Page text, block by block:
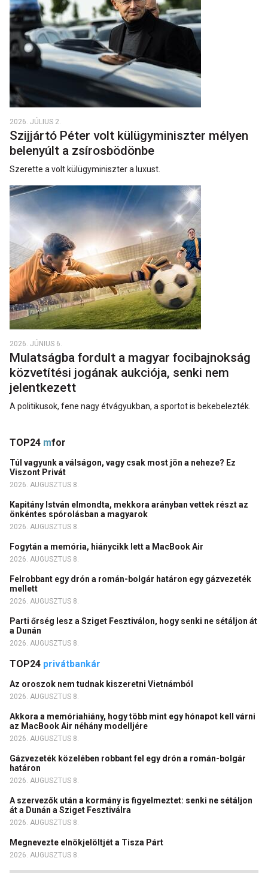
2026. JÚLIUS 2.
Szijjártó Péter volt külügyminiszter mélyen
belenyúlt a zsírosbödönbe
Szerette a volt külügyminiszter a luxust.
2026. JÚNIUS 6.
Mulatságba fordult a magyar focibajnokság
közvetítési jogának aukciója, senki nem
jelentkezett
A politikusok, fene nagy étvágyukban, a sportot is bekebelezték.
TOP24 mfor
Túl vagyunk a válságon, vagy csak most jön a neheze? Ez
Viszont Privát
2026. AUGUSZTUS 8.
Kapitány István elmondta, mekkora arányban vettek részt az
önkéntes spórolásban a magyarok
2026. AUGUSZTUS 8.
Fogytán a memória, hiánycikk lett a MacBook Air
2026. AUGUSZTUS 8.
Felrobbant egy drón a román-bolgár határon egy gázvezeték
mellett
2026. AUGUSZTUS 8.
Parti őrség lesz a Sziget Fesztiválon, hogy senki ne sétáljon át
a Dunán
2026. AUGUSZTUS 8.
TOP24 privátbankár
Az oroszok nem tudnak kiszeretni Vietnámból
2026. AUGUSZTUS 8.
Akkora a memóriahiány, hogy több mint egy hónapot kell várni
az MacBook Air néhány modelljére
2026. AUGUSZTUS 8.
Gázvezeték közelében robbant fel egy drón a román-bolgár
határon
2026. AUGUSZTUS 8.
A szervezők után a kormány is figyelmeztet: senki ne sétáljon
át a Dunán a Sziget Fesztiválra
2026. AUGUSZTUS 8.
Megnevezte elnökjelöltjét a Tisza Párt
2026. AUGUSZTUS 8.